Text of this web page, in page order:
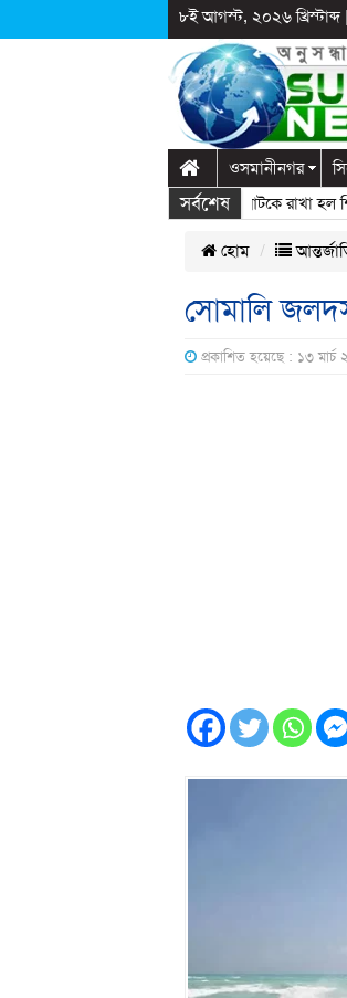
৮ই আগস্ট, ২০২৬ খ্রিস্টাব্দ|
ওসমানীনগর
সর্বশেষ
দুপ্রক’র অনুষ্ঠান: ছুটির পরও আটকে রাখা হল
হোম
সোমালি
প্রকাশিত হয়েছে : ১৩